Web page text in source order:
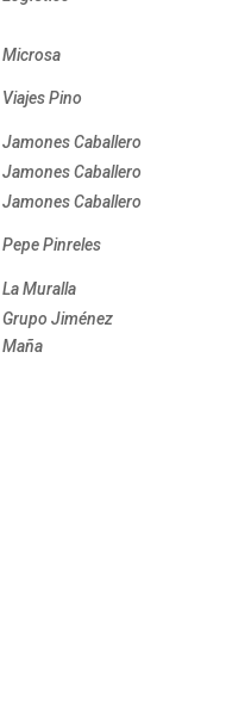
Microsa
Viajes Pino
Jamones Caballero
Jamones Caballero
Jamones Caballero
Pepe Pinreles
La Muralla
Grupo Jiménez
Maña